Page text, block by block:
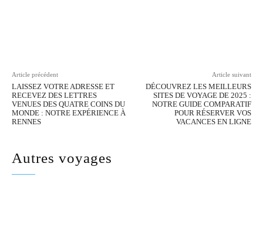
Article précédent
LAISSEZ VOTRE ADRESSE ET
RECEVEZ DES LETTRES
VENUES DES QUATRE COINS DU
MONDE : NOTRE EXPÉRIENCE À
RENNES
Article suivant
DÉCOUVREZ LES MEILLEURS
SITES DE VOYAGE DE 2025 :
NOTRE GUIDE COMPARATIF
POUR RÉSERVER VOS
VACANCES EN LIGNE
Autres voyages